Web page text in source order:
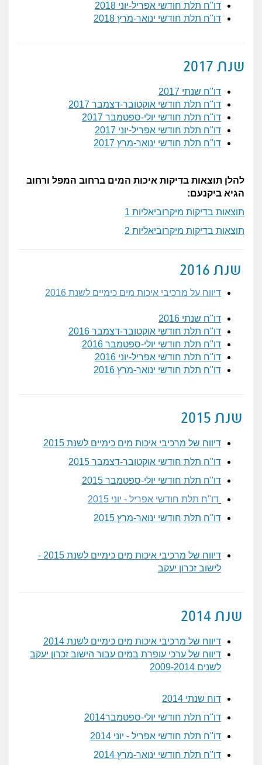
דו"ח תלת חודשי אפריל-יוני 2018
דו"ח תלת חודשי ינואר-מרץ 2018
שנת 2017
דו"ח שנתי 2017
דו"ח תלת חודשי אוקטובר-דצמבר 2017
דו"ח תלת חודשי יולי-ספטמבר 2017
דו"ח תלת חודשי אפריל-יוני 2017
דו"ח תלת חודשי ינואר-מרץ 2017
להלן תוצאות בדיקות איכות המים ברחוב המפל ורחוב
הגיא ביקנעם:
תוצאות בדיקות מיקרוביאליות 1
תוצאות בדיקות מיקרוביאליות 2
שנת 2016
דיווח על מרכיבי איכות מים כימיים לשנת 2016
דו"ח שנתי 2016
דו"ח תלת חודשי אוקטובר-דצמבר 2016
דו"ח תלת חודשי יולי-ספטמבר 2016
דו"ח תלת חודשי אפריל-יוני 2016
דו"ח תלת חודשי ינואר-מרץ 2016
שנת 2015
דיווח של מרכיבי איכות מים כימיים לשנת 2015
דו"ח תלת חודשי אוקטובר-דצמבר 2015
דו"ח תלת חודשי יולי-ספטמבר 2015
דו"ח תלת חודשי אפריל - יוני 2015
דו"ח תלת חודשי ינואר-מרץ 2015
דיווח של מרכיבי איכות מים כימיים לשנת 2015 -
לישוב זכרון יעקב
שנת 2014
דיווח של מרכיבי איכות מים כימיים לשנת 2014
דיווח של ערכי עופרת במים עבור הישוב זכרון יעקב
לשנים 2009-2014
דוח שנתי 2014
דו"ח תלת חודשי יולי-ספטמבר2014
דו"ח תלת חודשי אפריל - יוני 2014
דו"ח תלת חודשי ינואר-מרץ 2014